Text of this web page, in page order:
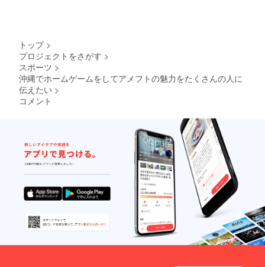
トップ >
プロジェクトをさがす >
スポーツ >
沖縄でホームゲームをしてアメフトの魅力をたくさんの人に
伝えたい >
コメント